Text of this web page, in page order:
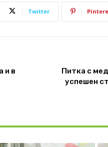
Twitter
и в
Питка с
успешен